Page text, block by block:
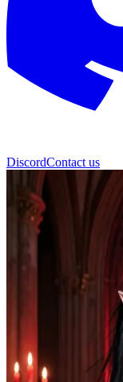
DiscordContact us